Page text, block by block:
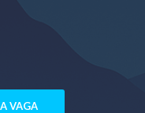
VAGA